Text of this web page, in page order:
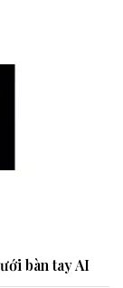
bàn tay AI